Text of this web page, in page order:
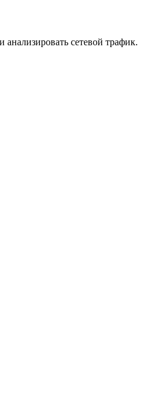
сетевой трафик.